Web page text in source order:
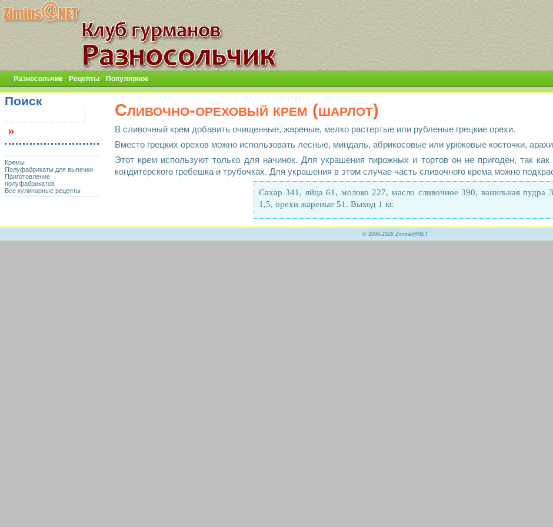
Разносольчик Рецепты Популярное
Сливочно-ореховый крем (шарлот)
В сливочный крем добавить очищенные, жареные, мелко растертые или рубленые грецкие орехи.
Вместо грецких орехов можно использовать лесные, миндаль, абрикосовые или урюковые косточки,
Этот крем используют только для начинок. Для украшения пирожных и тортов он не пригоден, так
кондитерского гребешка и трубочках. Для украшения в этом случае часть сливочного крема можно
Сахар 341, яйца 61, молоко 227, масло сливочное 390, ванильная пудра
1,5, орехи жареные 51. Выход 1 кг.
Поиск
Кремы
Полуфабрикаты для выпечки
Приготовление
полуфабрикатов
Все кулинарные рецепты
© 2000-2026 Zimins@NET